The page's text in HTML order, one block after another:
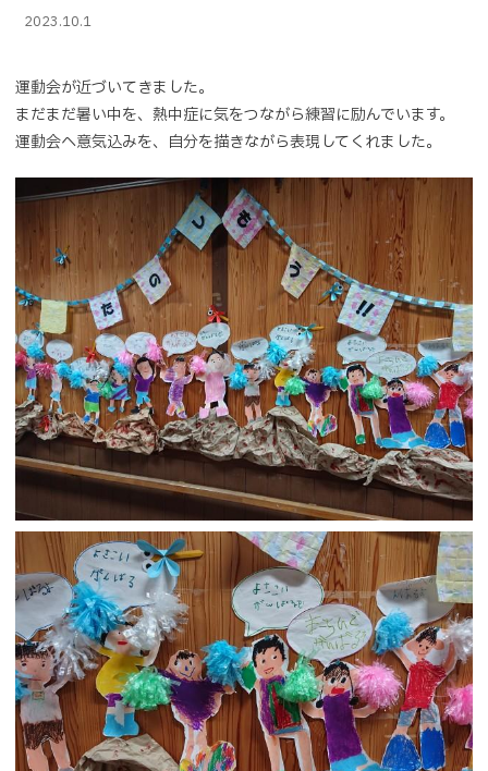
2023.10.1
運動会が近づいてきました。
まだまだ暑い中を、熱中症に気をつながら練習に励んでいます。
運動会へ意気込みを、自分を描きながら表現してくれました。